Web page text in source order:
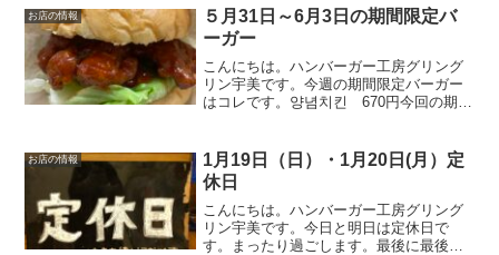
ズ ②オリジナルマヨネーズケチャッ
プ ③厳選チェダーチーズ（１...
お店の情報
５月31日～6月3日の期間限定バ
ーガー
こんにちは。ハンバーガー工房グリング
リン宇美です。今週の期間限定バーガー
はコレです。양념치킨 670円今回の期間
オリジナルの甘辛いソースとチキンで、
韓国風のチキンバーガ...
お店の情報
1月19日（日）・1月20日(月）定
休日
こんにちは。ハンバーガー工房グリング
リン宇美です。今日と明日は定休日で
す。まったり過ごします。最後に最後ま